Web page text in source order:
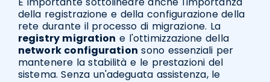
della registrazione e della configurazione della
rete durante il processo di migrazione. La
registry migration e l'ottimizzazione della
network configuration sono essenziali per
mantenere la stabilità e le prestazioni del
sistema. Senza un'adeguata assistenza, le